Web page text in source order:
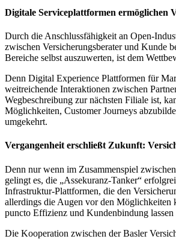
Digitale Serviceplattformen ermöglichen
Durch die Anschlussfähigkeit an Open-
zwischen Versicherungsberater und Kunde
Bereiche selbst auszuwerten, ist dem
Denn Digital Experience Plattformen für
weitreichende Interaktionen zwischen
Wegbeschreibung zur nächsten Filiale ist,
Möglichkeiten, Customer Journeys
umgekehrt.
Vergangenheit erschließt Zukunft:
Denn nur wenn im Zusammenspiel
gelingt es, die „Assekuranz-Tanker“
Infrastruktur-Plattformen, die den
allerdings die Augen vor den Möglichkeiten
puncto Effizienz und Kundenbindung
Die Kooperation zwischen der Basler